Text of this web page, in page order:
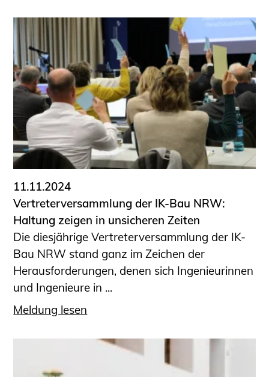
11.11.2024
Vertreterversammlung der IK-Bau NRW:
Haltung zeigen in unsicheren Zeiten
Die diesjährige Vertreterversammlung der IK-
Bau NRW stand ganz im Zeichen der
Herausforderungen, denen sich Ingenieurinnen
und Ingenieure in ...
Meldung lesen